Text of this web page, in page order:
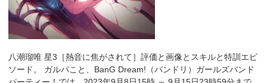
八潮瑠唯 星3［熱音に焦がされて］評価と画像とスキルと特訓エピ
ソード。 ガルパこと、BanG Dream!（バンドリ）ガールズバンド